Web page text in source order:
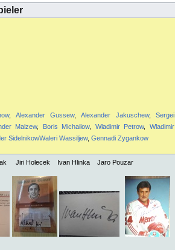
,Alexander Gussew,Alexander Jakuschew, Sergei
Malzew, Boris Michailow, Wladimir Petrow, Wladimir
SidelnikowWaleri Wassiljew,Gennadi Zygankow
Jiri Holecek Ivan Hlinka Jaro Pouzar